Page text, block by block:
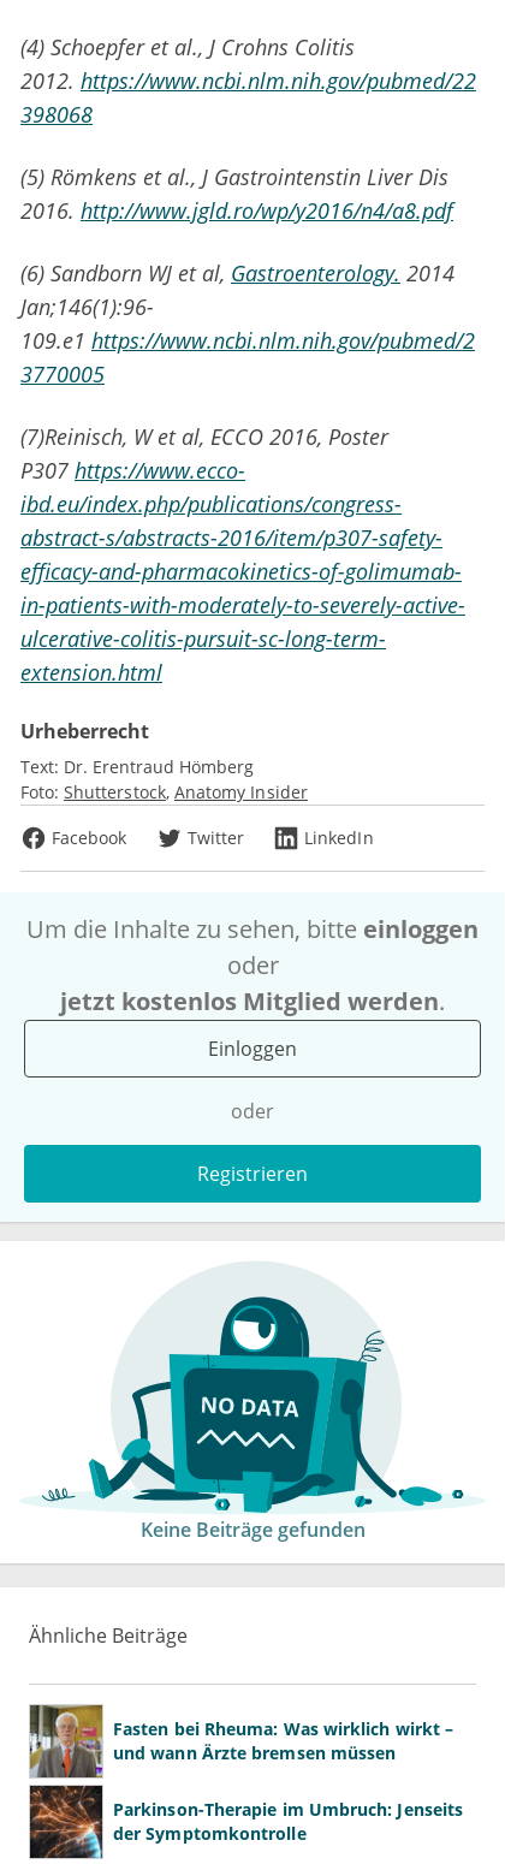
(4) Schoepfer et al., J Crohns Colitis
2012. https://www.ncbi.nlm.nih.gov/pubmed/22
398068
(5) Römkens et al., J Gastrointenstin Liver Dis
2016. http://www.jgld.ro/wp/y2016/n4/a8.pdf
(6) Sandborn WJ et al, Gastroenterology. 2014
Jan;146(1):96-
109.e1 https://www.ncbi.nlm.nih.gov/pubmed/2
3770005
(7)Reinisch, W et al, ECCO 2016, Poster
P307 https://www.ecco-
ibd.eu/index.php/publications/congress-
abstract-s/abstracts-2016/item/p307-safety-
efficacy-and-pharmacokinetics-of-golimumab-
in-patients-with-moderately-to-severely-active-
ulcerative-colitis-pursuit-sc-long-term-
extension.html
Urheberrecht
Text: Dr. Erentraud Hömberg
Foto: Shutterstock Anatomy Insider
Facebook
Twitter LinkedIn
Um die Inhalte zu sehen, bitte einloggen
oder
jetzt kostenlos Mitglied werden.
Einloggen
oder
Registrieren
Keine Beiträge gefunden
Ähnliche Beiträge
Fasten bei Rheuma: Was wirklich wirkt –
und wann Ärzte bremsen müssen
Parkinson-Therapie im Umbruch: Jenseits
der Symptomkontrolle